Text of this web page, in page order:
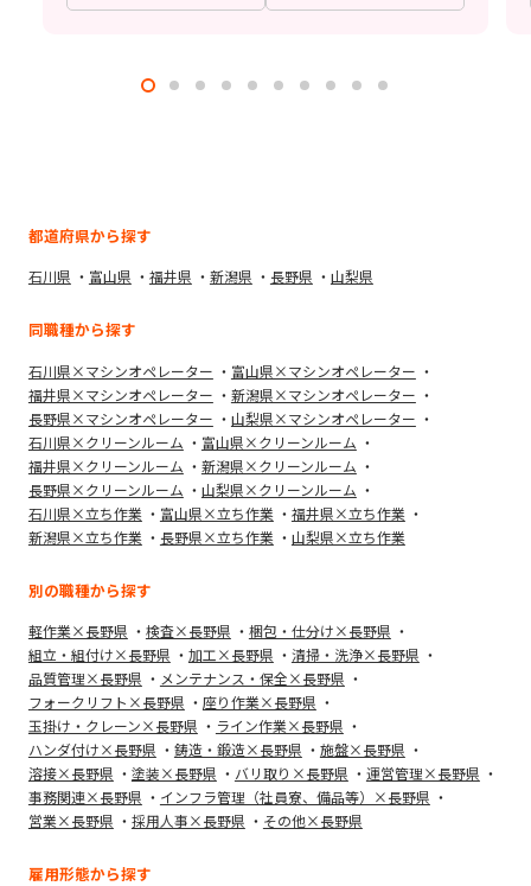
都道府県から探す
石川県 富山県 福井県 新潟県 長野県 山梨県
同職種から探す
石川県×マシンオペレーター
富山県×マシンオペレーター
福井県×マシンオペレーター
新潟県×マシンオペレーター
長野県×マシンオペレーター
山梨県×マシンオペレーター
石川県×クリーンルーム
富山県×クリーンルーム
福井県×クリーンルーム
新潟県×クリーンルーム
長野県×クリーンルーム
山梨県×クリーンルーム
石川県×立ち作業
富山県×立ち作業
福井県×立ち作業
新潟県×立ち作業
長野県×立ち作業 山梨県×立ち作業
別の職種から探す
軽作業×長野県 検査×長野県
梱包・仕分け×長野県
組立・組付け×長野県
加工×長野県
清掃・洗浄×長野県
品質管理×長野県
メンテナンス・保全×長野県
フォークリフト×長野県
座り作業×長野県
玉掛け・クレーン×長野県
ライン作業×長野県
ハンダ付け×長野県
鋳造・鍛造×長野県
施盤×長野県
溶接×長野県
塗装×長野県 バリ取り×長野県
運営管理×長野県
事務関連×長野県
インフラ管理（社員寮、備品等）×長野県
営業×長野県
採用人事×長野県 その他×長野県
雇用形態から探す